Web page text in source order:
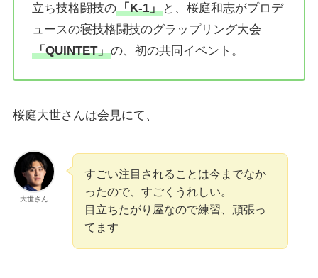
立ち技格闘技の「K-1」 と、桜庭和志がプロデ
ュースの寝技格闘技のグラップリング大会
「QUINTET」の、初の共同イベント。
桜庭大世さんは会見にて、
大世さん
すごい注目されることは今までなか
ったので、すごくうれしい。
目立ちたがり屋なので練習、頑張っ
てます